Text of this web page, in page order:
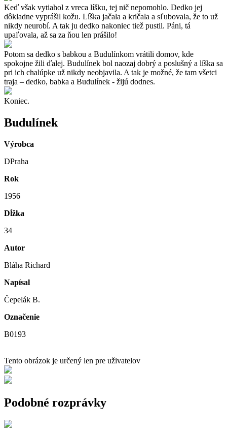
Keď však vytiahol z vreca líšku, tej nič nepomohlo. Dedko jej
dôkladne vyprášil kožu. Líška jačala a kričala a sľubovala, že to už
nikdy neurobí. A tak ju dedko nakoniec tiež pustil. Páni, tá
upaľovala, až sa za ňou len prášilo!
Potom sa dedko s babkou a Budulínkom vrátili domov, kde
spokojne žili ďalej. Budulínek bol naozaj dobrý a poslušný a líška sa
pri ich chalúpke už nikdy neobjavila. A tak je možné, že tam všetci
traja – dedko, babka a Budulínek - žijú dodnes.
Koniec.
Budulínek
Výrobca
DPraha
Rok
1956
Dĺžka
34
Autor
Bláha Richard
Napísal
Čepelák B.
Označenie
B0193
Tento obrázok je určený len pre uživatelov
Podobné rozprávky